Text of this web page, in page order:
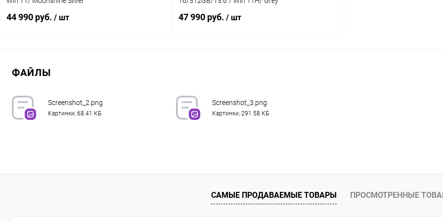
44 990 руб. / шт
В избранное
47 990 руб. / шт
В избранное
ФАЙЛЫ
Screenshot_2.png
Картинки, 68.41 КБ
Screenshot_3.png
Картинки, 291.58 КБ
САМЫЕ ПРОДАВАЕМЫЕ ТОВАРЫ ПРОСМОТРЕННЫЕ